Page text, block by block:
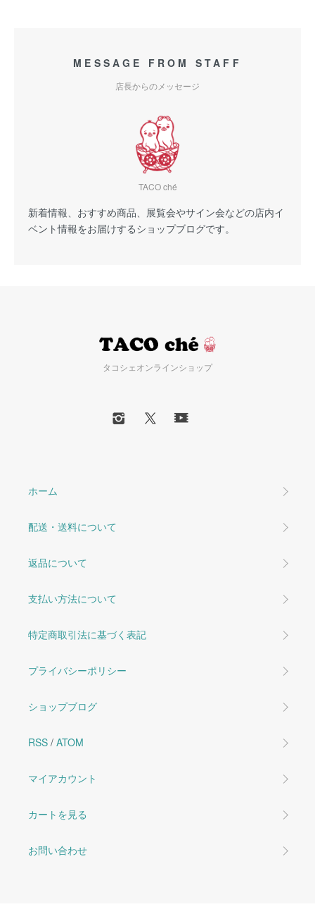
MESSAGE FROM STAFF
店長からのメッセージ
TACO ché
新着情報、おすすめ商品、展覧会やサイン会などの店内イ
ベント情報をお届けするショップブログです。
タコシェオンラインショップ
ホーム
配送・送料について
返品について
支払い方法について
特定商取引法に基づく表記
プライバシーポリシー
ショップブログ
RSS / ATOM
マイアカウント
カートを見る
お問い合わせ